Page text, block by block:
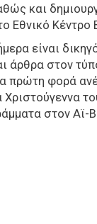
και
Εθνικό Κέντρο
είναι
άρθρα στον
πρώτη φορά
Χριστούγεννα
στον Αϊ-